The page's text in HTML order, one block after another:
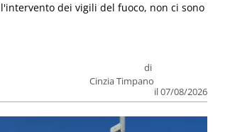
di
Cinzia Timpano
il 07/08/2026
l'intervento dei vigili del fuoco, non ci sono